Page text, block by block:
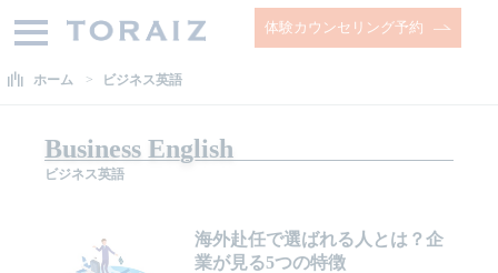
体験カウンセリング予約
ホーム ビジネス英語
Business English
ビジネス英語
海外赴任で選ばれる人とは？企
業が見る5つの特徴